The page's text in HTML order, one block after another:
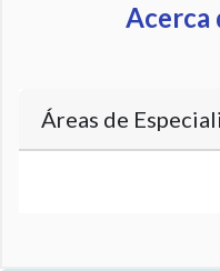
Acerca
Áreas de